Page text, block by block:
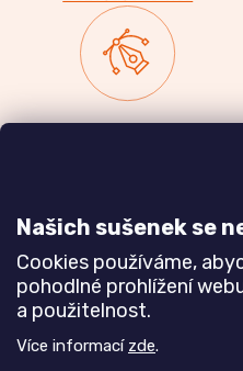
Našich sušenek se
Cookies používáme,
pohodlné prohlížení
a použitelnost.
Více informací zde.
Dozvědět se více